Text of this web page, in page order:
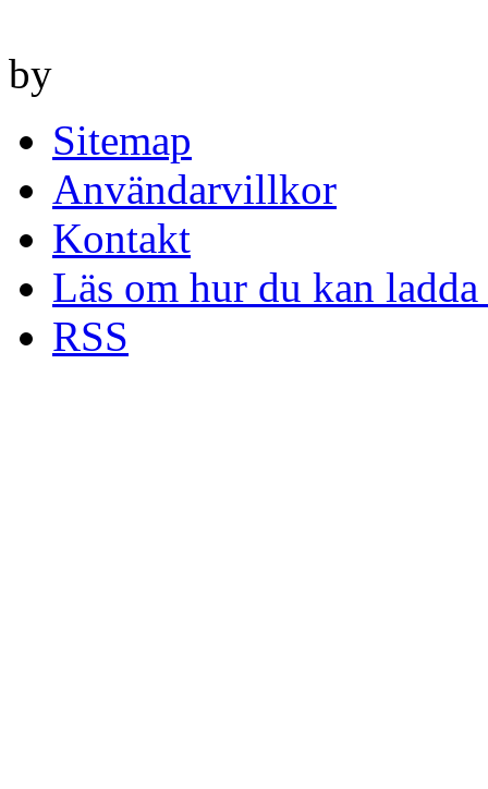
by
Sitemap
Användarvillkor
Kontakt
Läs om hur du kan
RSS